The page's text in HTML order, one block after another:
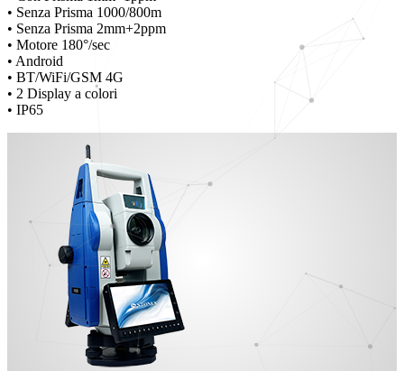
• Senza Prisma 1000/800m
• Senza Prisma 2mm+2ppm
• Motore 180°/sec
• Android
• BT/WiFi/GSM 4G
• 2 Display a colori
• IP65